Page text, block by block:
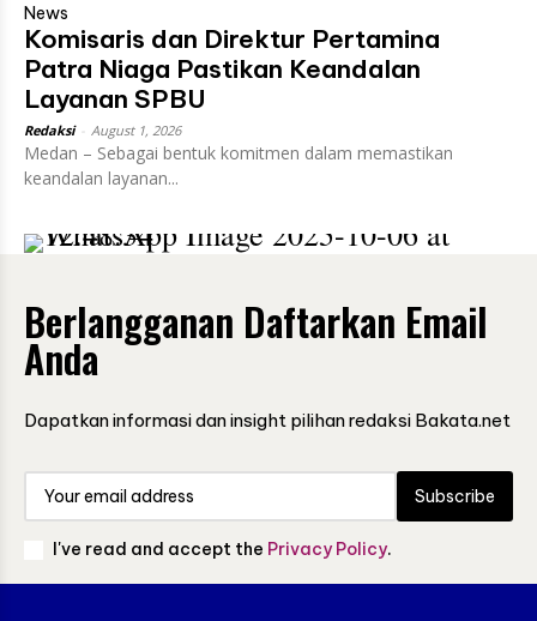
News
Komisaris dan Direktur Pertamina
Patra Niaga Pastikan Keandalan
Layanan SPBU
Redaksi August 1, 2026
Medan – Sebagai bentuk komitmen dalam memastikan
keandalan layanan...
Berlangganan Daftarkan Email
Anda
Dapatkan informasi dan insight pilihan redaksi Bakata.net
Subscribe
I've read and accept the Privacy Policy.